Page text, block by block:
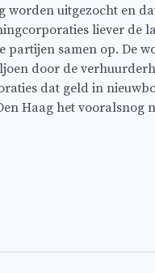
worden uitgezocht en
liever
samen op. De
door de
dat geld in
Haag het vooralsnog